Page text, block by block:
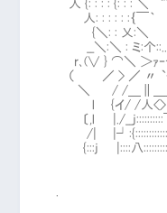
人 {: : : : {: : : ＼
人: : : : : :｛
{＼: : 乂:＼
__＼:＼ : ミ:
r､(∨ } ⌒＼ ＞ｧ‐个
（ ／ > ／ 〃
＼ / /＿∥＿
l {イ/ /人<> o
〔,l |./__j::::::::::
/|
{:::j |::::八